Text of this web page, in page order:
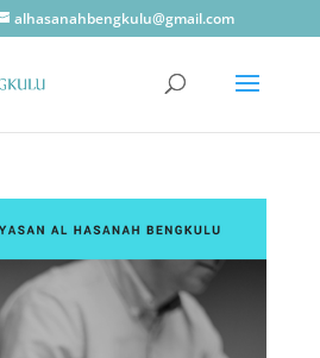
alhasanahbengkulu@gmail.com